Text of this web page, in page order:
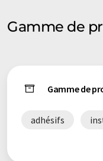
Gamme de
Gamme de
adhésifs